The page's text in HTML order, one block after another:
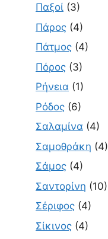
Παξοί (3)
Πάρος (4)
Πάτμος (4)
Πόρος (3)
Ρήνεια (1)
Ρόδος (6)
Σαλαμίνα (4)
Σαμοθράκη (4)
Σάμος (4)
Σαντορίνη (10)
Σέριφος (4)
Σίκινος (4)